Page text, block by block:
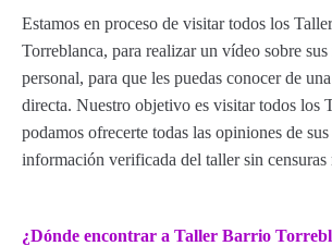
Estamos en proceso de visitar todos los
Torreblanca, para realizar un vídeo sobre
personal, para que les puedas conocer de
directa. Nuestro objetivo es visitar todos los
podamos ofrecerte todas las opiniones de
información verificada del taller sin censuras
¿Dónde encontrar a Taller Barrio